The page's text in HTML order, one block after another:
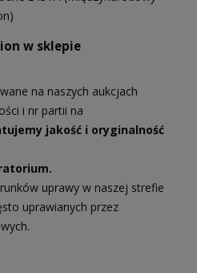
w sklepie
na naszych aukcjach
i nr partii na
jakość i oryginalność
uprawy w naszej strefie
uprawianych przez